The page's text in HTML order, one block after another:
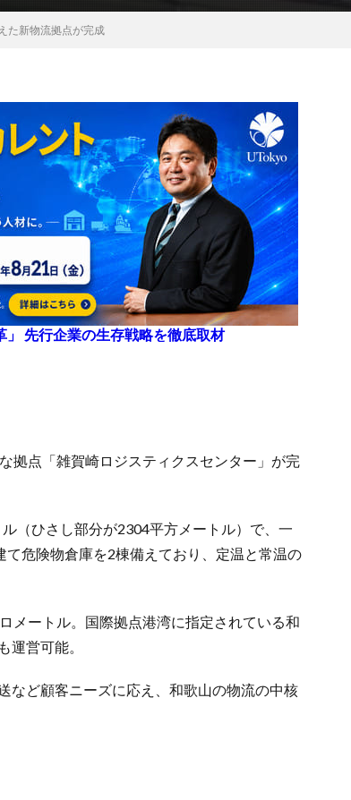
た新物流拠点が完成
先行企業の生存戦略を徹底取材
拠点「雑賀崎ロジスティクスセンター」が完
（ひさし部分が2304平方メートル）で、一
危険物倉庫を2棟備えており、定温と常温の
メートル。国際拠点港湾に指定されている和
運営可能。
など顧客ニーズに応え、和歌山の物流の中核